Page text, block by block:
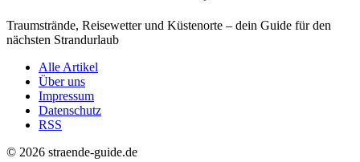
Traumstrände, Reisewetter und Küstenorte – dein Guide für den
nächsten Strandurlaub
Alle Artikel
Über uns
Impressum
Datenschutz
RSS
© 2026 straende-guide.de